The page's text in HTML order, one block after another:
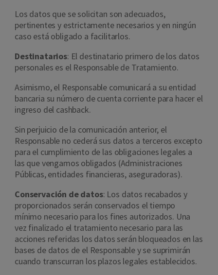
Los datos que se solicitan son adecuados,
pertinentes y estrictamente necesarios y en ningún
caso está obligado a facilitarlos.
Destinatarios: El destinatario primero de los datos
personales es el Responsable de Tratamiento.
Asimismo, el Responsable comunicará a su entidad
bancaria su número de cuenta corriente para hacer el
ingreso del cashback.
Sin perjuicio de la comunicación anterior, el
Responsable no cederá sus datos a terceros excepto
para el cumplimiento de las obligaciones legales a
las que vengamos obligados (Administraciones
Públicas, entidades financieras, aseguradoras).
Conservación de datos: Los datos recabados y
proporcionados serán conservados el tiempo
mínimo necesario para los fines autorizados. Una
vez finalizado el tratamiento necesario para las
acciones referidas los datos serán bloqueados en las
bases de datos de el Responsable y se suprimirán
cuando transcurran los plazos legales establecidos.